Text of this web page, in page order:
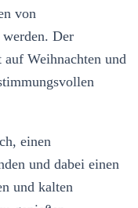
von
Der
Weihnachten und
einen
und dabei einen
und kalten